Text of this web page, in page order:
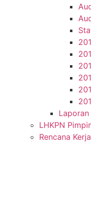
Laporan
LHKPN
Rencana